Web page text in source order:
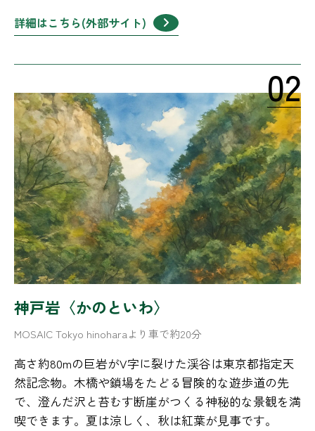
詳細はこちら(外部サイト)
02
神戸岩〈かのといわ〉
MOSAIC Tokyo hinoharaより車で約20分
高さ約80mの巨岩がV字に裂けた渓谷は東京都指定天
然記念物。木橋や鎖場をたどる冒険的な遊歩道の先
で、澄んだ沢と苔むす断崖がつくる神秘的な景観を満
喫できます。夏は涼しく、秋は紅葉が見事です。